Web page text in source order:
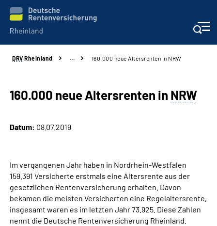
Aktuelles
Beratung und Kontakt
Karriere
Über uns
DRV Rheinland … 160.000 neue Altersrenten in NRW
160.000 neue Altersrenten in NRW
Datum: 08.07.2019
Im vergangenen Jahr haben in Nordrhein-Westfalen
159.391 Versicherte erstmals eine Altersrente aus der
gesetzlichen Rentenversicherung erhalten. Davon
bekamen die meisten Versicherten eine Regelaltersrente,
insgesamt waren es im letzten Jahr 73.925. Diese Zahlen
nennt die Deutsche Rentenversicherung Rheinland.